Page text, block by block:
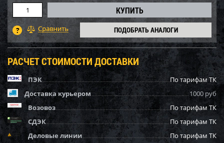
ПОДОБРАТЬ АНАЛОГИ
РАСЧЕТ СТОИМОСТИ ДОСТАВКИ
ПЭК
По тарифам ТК
Доставка курьером
1000 руб
Возовоз
По тарифам ТК
СДЭК
По тарифам ТК
Деловые линии
По тарифам ТК